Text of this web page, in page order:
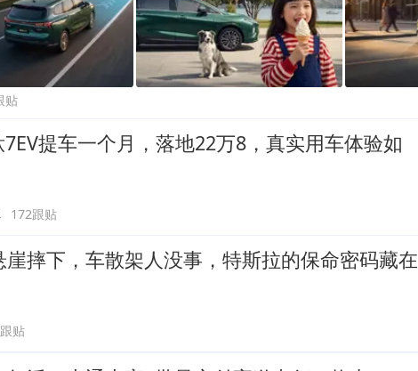
贴
提车一个月，落地22万8，真实用车体验如
172跟贴
崖摔下，车散架人没事，特斯拉的保命密码藏在
贴